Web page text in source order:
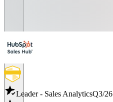
Leader - Sales AnalyticsQ3/26